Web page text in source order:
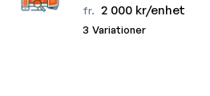
fr. 2 000 kr/enhet
3 Variationer